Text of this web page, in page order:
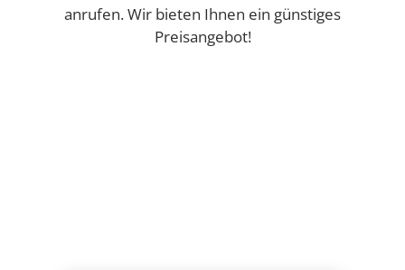
anrufen. Wir bieten Ihnen ein günstiges
Preisangebot!